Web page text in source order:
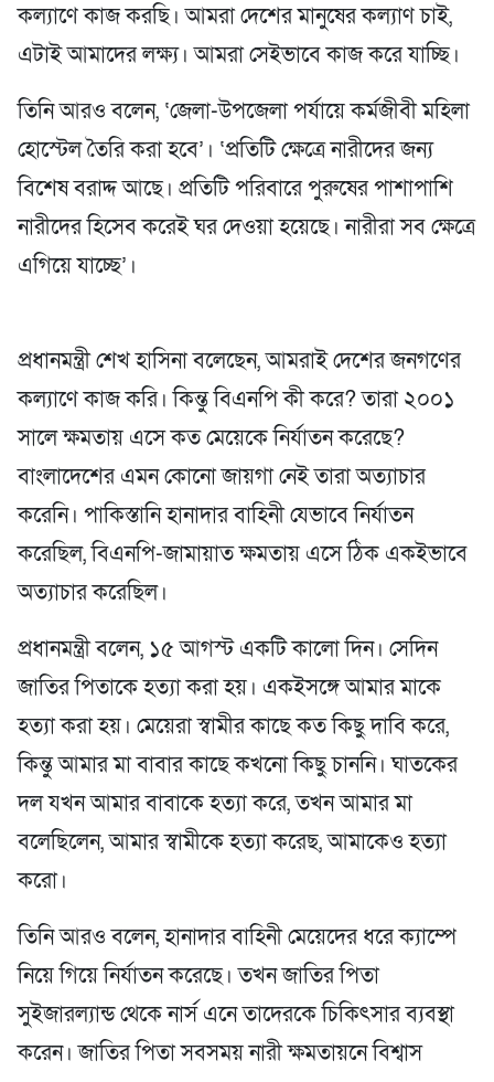
কল্যাণে কাজ করছি। আমরা দেশের মানুষের কল্যাণ চাই,
এটাই আমাদের লক্ষ্য। আমরা সেইভাবে কাজ করে যাচ্ছি।
তিনি আরও বলেন, ‘জেলা-উপজেলা পর্যায়ে কর্মজীবী মহিলা
হোস্টেল তৈরি করা হবে’। ‘প্রতিটি ক্ষেত্রে নারীদের জন্য
বিশেষ বরাদ্দ আছে। প্রতিটি পরিবারে পুরুষের পাশাপাশি
নারীদের হিসেব করেই ঘর দেওয়া হয়েছে। নারীরা সব ক্ষেত্রে
এগিয়ে যাচ্ছে’।
প্রধানমন্ত্রী শেখ হাসিনা বলেছেন, আমরাই দেশের জনগণের
কল্যাণে কাজ করি। কিন্তু বিএনপি কী করে? তারা ২০০১
সালে ক্ষমতায় এসে কত মেয়েকে নির্যাতন করেছে?
বাংলাদেশের এমন কোনো জায়গা নেই তারা অত্যাচার
করেনি। পাকিস্তানি হানাদার বাহিনী যেভাবে নির্যাতন
করেছিল, বিএনপি-জামায়াত ক্ষমতায় এসে ঠিক একইভাবে
অত্যাচার করেছিল।
প্রধানমন্ত্রী বলেন, ১৫ আগস্ট একটি কালো দিন। সেদিন
জাতির পিতাকে হত্যা করা হয়। একইসঙ্গে আমার মাকে
হত্যা করা হয়। মেয়েরা স্বামীর কাছে কত কিছু দাবি করে,
কিন্তু আমার মা বাবার কাছে কখনো কিছু চাননি। ঘাতকের
দল যখন আমার বাবাকে হত্যা করে, তখন আমার মা
বলেছিলেন, আমার স্বামীকে হত্যা করেছ, আমাকেও হত্যা
করো।
তিনি আরও বলেন, হানাদার বাহিনী মেয়েদের ধরে ক্যাম্পে
নিয়ে গিয়ে নির্যাতন করেছে। তখন জাতির পিতা
সুইজারল্যান্ড থেকে নার্স এনে তাদেরকে চিকিৎসার ব্যবস্থা
করেন। জাতির পিতা সবসময় নারী ক্ষমতায়নে বিশ্বাস